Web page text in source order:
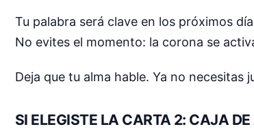
Tu palabra será clave en los próximos
No evites el momento: la corona se
Deja que tu alma hable. Ya no necesitas
SI ELEGISTE LA CARTA 2: CAJA